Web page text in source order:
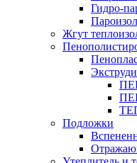
Гидро-
Жгут
Подложки